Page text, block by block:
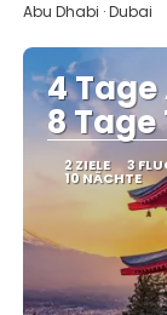
Abu Dhabi · Dubai
4 Tage
8 Tage
2 ZIELE 3
10 NÄCHTE